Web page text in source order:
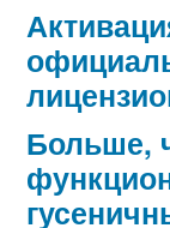
Больше,